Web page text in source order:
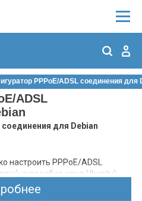
PPPoE/ADSL соединения для
ADSL
для Debian
настроить PPPoE/ADSL
(на подобие как в Ubuntu).